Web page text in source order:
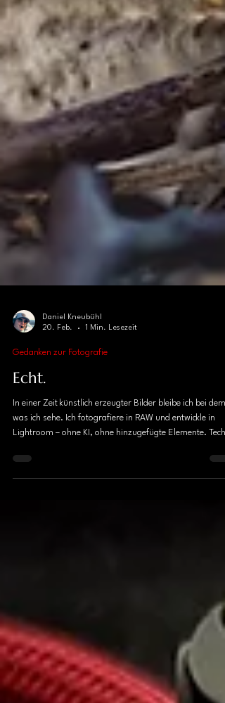
Daniel Kneubühl
1 Min. Lesezeit
Gedanken zur Fotografie
Echt.
In einer Zeit künstlich erzeugter Bilder bleibe ich bei dem,
Lightroom – ohne KI, ohne hinzugefügte Elemente.
unterstützt meine Wahrnehmung, ersetzt sie aber nicht.